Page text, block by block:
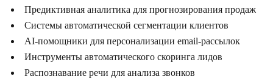
Предиктивная аналитика для прогнозирования продаж
Системы автоматической сегментации клиентов
AI-помощники для персонализации email-рассылок
Инструменты автоматического скоринга лидов
Распознавание речи для анализа звонков